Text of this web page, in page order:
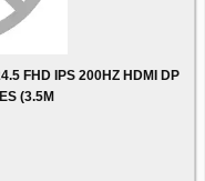
FHD IPS 200HZ HDMI DP
(3.5M